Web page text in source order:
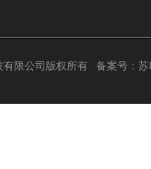
有限公司版权所有 备案号：